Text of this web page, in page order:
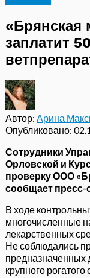
«Брянская
заплатит
Автор: Арина
Опубликовано:
Сотрудники
Орловской и
проверку ООО
сообщает пресс-
В ходе
многочисленные
лекарственных
Не соблюдались
предназначенных
крупного